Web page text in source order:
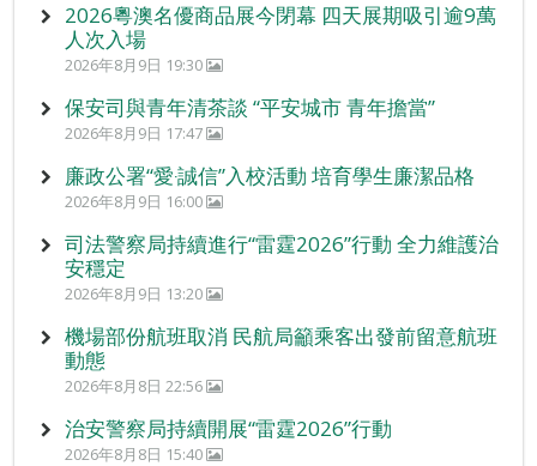
2026粵澳名優商品展今閉幕 四天展期吸引逾9萬
人次入場
2026年8月9日 19:30
保安司與青年清茶談 “平安城市 青年擔當”
2026年8月9日 17:47
廉政公署“愛‧誠信”入校活動 培育學生廉潔品格
2026年8月9日 16:00
司法警察局持續進行“雷霆2026”行動 全力維護治
安穩定
2026年8月9日 13:20
機場部份航班取消 民航局籲乘客出發前留意航班
動態
2026年8月8日 22:56
治安警察局持續開展“雷霆2026”行動
2026年8月8日 15:40